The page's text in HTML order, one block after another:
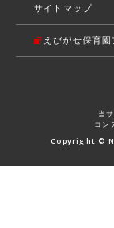
サイトマップ
えびがせ保育
当
コン
Copyright ©